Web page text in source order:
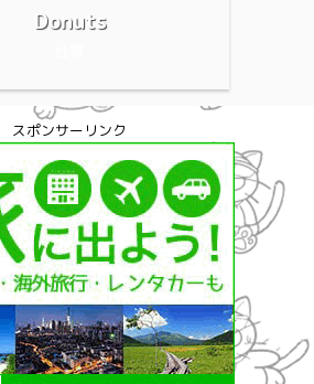
Donuts
スポンサーリンク